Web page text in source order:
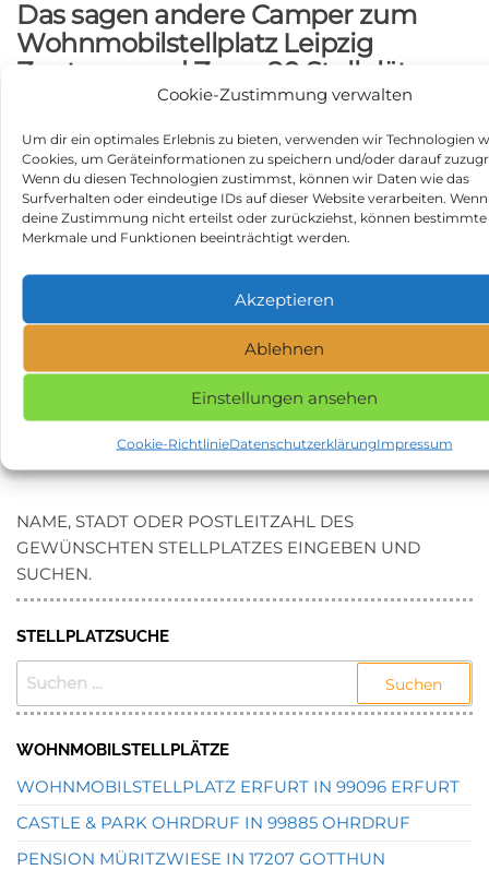
Cookie-Zustimmung verwalten
Um dir ein optimales Erlebnis zu bieten, verwenden wir Technologien
Cookies, um Geräteinformationen zu speichern und/oder darauf
Wenn du diesen Technologien zustimmst, können wir Daten wie das
Surfverhalten oder eindeutige IDs auf dieser Website verarbeiten.
deine Zustimmung nicht erteilst oder zurückziehst, können bestimmte
Merkmale und Funktionen beeinträchtigt werden.
Akzeptieren
Ablehnen
Einstellungen ansehen
Cookie-RichtlinieDatenschutzerklärungImpressum
Das sagen andere Camper zum
Wohnmobilstellplatz Leipzig
Zentrum und Zoo – 80 Stellplätze:
Anzahl der Bewertungen und Erfahrungsberichte:240
Hier findest Du Erfahrungsberichte und Bewertungen
zum Wohnmobilstellplatz Wohnmobilstellplatz Leipzig
Zentrum und Zoo – 80 Stellplätze:
https://search.google.com/local/writereview?
Beitragsnavigation
Beitrag
Wohnmobilpark
Winterberg
Wohnmobil Service
Saarland in 66839 Schmelz
Kategorie Stellplätze
Schlagwörter Stellplatz in 04129 Leipzig
NAME, STADT ODER POSTLEITZAHL DES
GEWÜNSCHTEN STELLPLATZES EINGEBEN UND
SUCHEN.
STELLPLATZSUCHE
SUCHEN
WOHNMOBILSTELLPLÄTZE
WOHNMOBILSTELLPLATZ ERFURT IN 99096 ERFURT
CASTLE & PARK OHRDRUF IN 99885 OHRDRUF
PENSION MÜRITZWIESE IN 17207 GOTTHUN